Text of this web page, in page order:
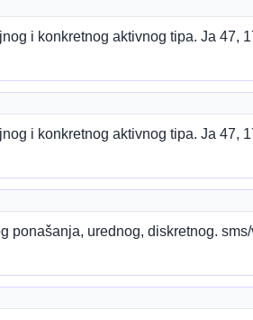
i konkretnog aktivnog tipa. Ja 47,
i konkretnog aktivnog tipa. Ja 47,
ponašanja, urednog, diskretnog.